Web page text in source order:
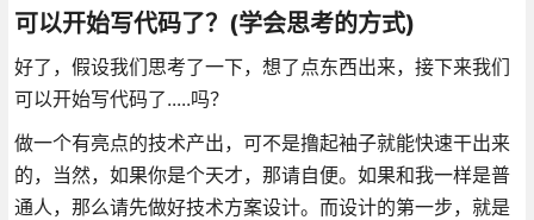
可以开始写代码了？(学会思考的方式)
好了，假设我们思考了一下，想了点东西出来，接下来我们
可以开始写代码了.....吗？
做一个有亮点的技术产出，可不是撸起袖子就能快速干出来
的，当然，如果你是个天才，那请自便。如果和我一样是普
通人，那么请先做好技术方案设计。而设计的第一步，就是